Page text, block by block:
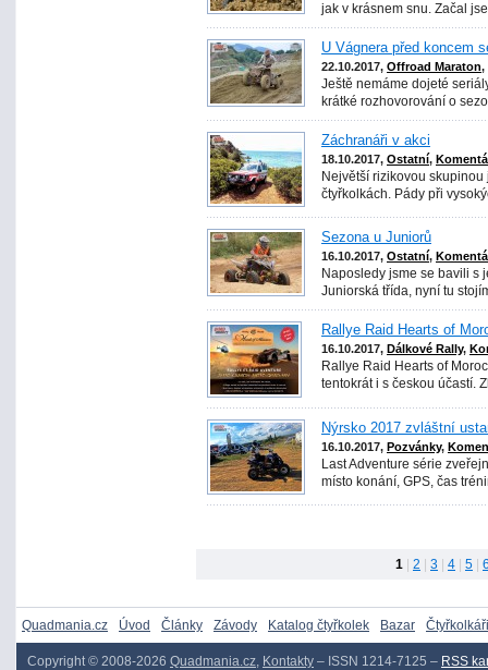
jak v krásnem snu. Začal
U Vágnera před koncem
22.10.2017, Offroad Maraton,
Ještě nemáme dojeté
krátké rozhovorování o
Záchranáři v akci
18.10.2017, Ostatní,
Největší rizikovou
čtyřkolkách. Pády při
Sezona u Juniorů
16.10.2017, Ostatní,
Naposledy jsme se bavili s
Juniorská třída, nyní tu
Rallye Raid Hearts of
16.10.2017, Dálkové Rally,
Rallye Raid Hearts of
tentokrát i s českou účastí.
Nýrsko 2017 zvláštní
16.10.2017, Pozvánky,
Last Adventure série
místo konání, GPS, čas
1 2 3 4 5
Quadmania.cz Úvod Články Závody Katalog čtyřkolek Bazar Čtyřkolkáři
Copyright © 2008-2026 Quadmania.cz, Kontakty – ISSN 1214-7125 – RSS